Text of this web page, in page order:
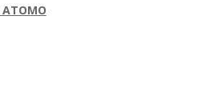
ΑΤΟΜΟ